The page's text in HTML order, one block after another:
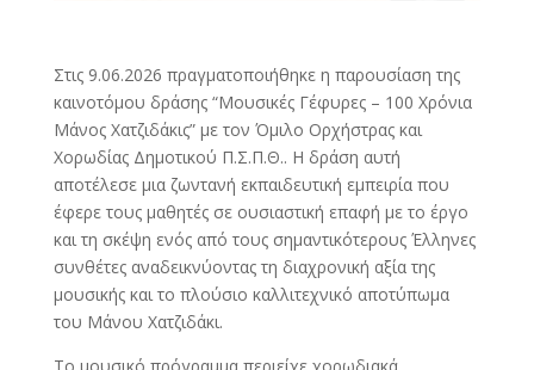
Στις 9.06.2026 πραγματοποιήθηκε η παρουσίαση της
καινοτόμου δράσης “Μουσικές Γέφυρες – 100 Χρόνια
Μάνος Χατζιδάκις” με τον Όμιλο Ορχήστρας και
Χορωδίας Δημοτικού Π.Σ.Π.Θ.. Η δράση αυτή
αποτέλεσε μια ζωντανή εκπαιδευτική εμπειρία που
έφερε τους μαθητές σε ουσιαστική επαφή με το έργο
και τη σκέψη ενός από τους σημαντικότερους Έλληνες
συνθέτες αναδεικνύοντας τη διαχρονική αξία της
μουσικής και το πλούσιο καλλιτεχνικό αποτύπωμα
του Μάνου Χατζιδάκι.
Το μουσικό πρόγραμμα περιείχε χορωδιακά